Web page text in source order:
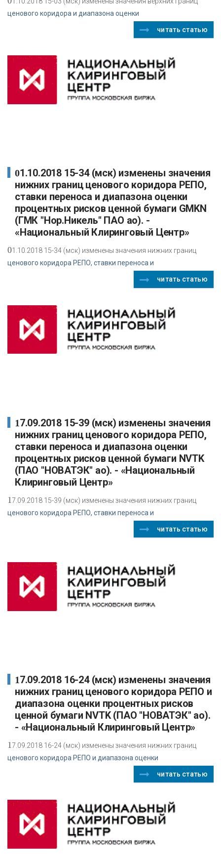
ценового коридора и диапазона оценки
читать статью
01.10.2018 15-34 (мск) изменены значения
нижних границ ценового коридора РЕПО,
ставки переноса и диапазона оценки
процентных рисков ценной бумаги GMKN
(ГМК "Нор.Никель" ПАО ао). -
«Национальный Клиринговый Центр»
01.10.2018 15-34 (мск) изменены значения нижних границ
ценового коридора РЕПО, ставки переноса и
читать статью
17.09.2018 15-39 (мск) изменены значения
нижних границ ценового коридора РЕПО,
ставки переноса и диапазона оценки
процентных рисков ценной бумаги NVTK
(ПАО "НОВАТЭК" ао). - «Национальный
Клиринговый Центр»
17.09.2018 15-39 (мск) изменены значения нижних границ
ценового коридора РЕПО, ставки переноса и
читать статью
17.09.2018 16-24 (мск) изменены значения
нижних границ ценового коридора РЕПО и
диапазона оценки процентных рисков
ценной бумаги NVTK (ПАО "НОВАТЭК" ао).
- «Национальный Клиринговый Центр»
17.09.2018 16-24 (мск) изменены значения нижних границ
ценового коридора РЕПО и диапазона оценки
читать статью